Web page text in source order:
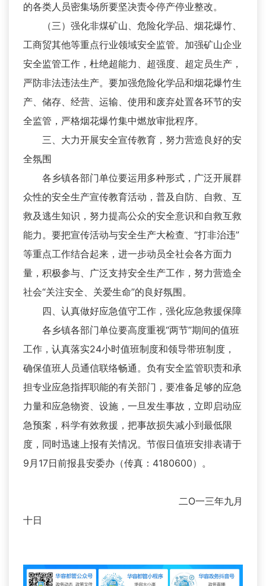
的各类人员密集场所要坚决责令停产停业整改。
（三）强化非煤矿山、危险化学品、烟花爆竹、
工商贸其他等重点行业领域安全监管。加强矿山企业
安全监管工作，杜绝超能力、超强度、超定员生产，
严防非法违法生产。要加强危险化学品和烟花爆竹生
产、储存、经营、运输、使用和废弃处置各环节的安
全监管，严格烟花爆竹集中燃放审批程序。
三、大力开展安全宣传教育，努力营造良好的安
全氛围
各乡镇各部门单位要运用多种形式，广泛开展群
众性的安全生产宣传教育活动，普及自防、自救、互
救及逃生知识，努力提高公众的安全意识和自救互救
能力。要把宣传活动与安全生产大检查、“打非治违”
等重点工作结合起来，进一步动员全社会各方面力
量，积极参与、广泛支持安全生产工作，努力营造全
社会“关注安全、关爱生命”的良好氛围。
四、认真做好应急值守工作，强化应急救援保障
各乡镇各部门单位要高度重视“两节”期间的值班
工作，认真落实24小时值班制度和领导带班制度，
确保值班人员通信联络畅通。负有安全监管职责和承
担专业应急指挥职能的有关部门，要准备足够的应急
力量和应急物资、设施，一旦发生事故，立即启动应
急预案，科学有效救援，把事故损失减小到最低限
度，同时迅速上报有关情况。节假日值班安排表请于
9月17日前报县安委办（传真：4180600）。
二O一三年九月
十日